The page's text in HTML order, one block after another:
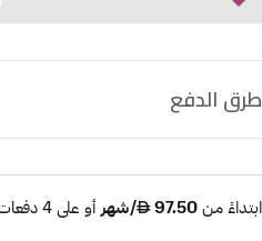
طرق الدفع